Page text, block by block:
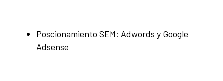
Poscionamiento SEM: Adwords y Google
Adsense